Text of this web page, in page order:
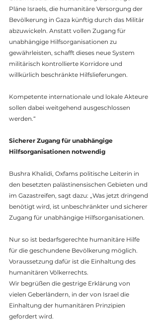
Pläne Israels, die humanitäre Versorgung der
Bevölkerung in Gaza künftig durch das Militär
abzuwickeln. Anstatt vollen Zugang für
unabhängige Hilfsorganisationen zu
gewährleisten, schafft dieses neue System
militärisch kontrollierte Korridore und
willkürlich beschränkte Hilfslieferungen.
Kompetente internationale und lokale Akteure
sollen dabei weitgehend ausgeschlossen
werden.“
Sicherer Zugang für unabhängige
Hilfsorganisationen notwendig
Bushra Khalidi, Oxfams politische Leiterin in
den besetzten palästinensischen Gebieten und
im Gazastreifen, sagt dazu: „Was jetzt dringend
benötigt wird, ist unbeschränkter und sicherer
Zugang für unabhängige Hilfsorganisationen.
Nur so ist bedarfsgerechte humanitäre Hilfe
für die geschundene Bevölkerung möglich.
Voraussetzung dafür ist die Einhaltung des
humanitären Völkerrechts.
Wir begrüßen die gestrige Erklärung von
vielen Geberländern, in der von Israel die
Einhaltung der humanitären Prinzipien
gefordert wird.